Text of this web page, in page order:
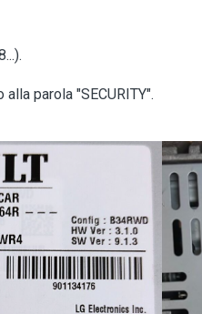
parola "SECURITY".